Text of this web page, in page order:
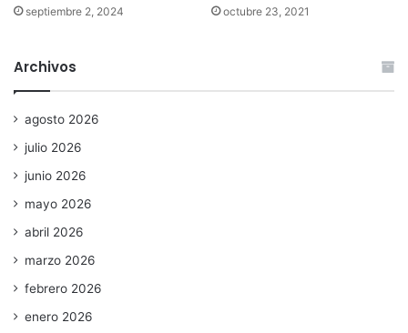
septiembre 2, 2024 octubre 23, 2021
Archivos
agosto 2026
julio 2026
junio 2026
mayo 2026
abril 2026
marzo 2026
febrero 2026
enero 2026